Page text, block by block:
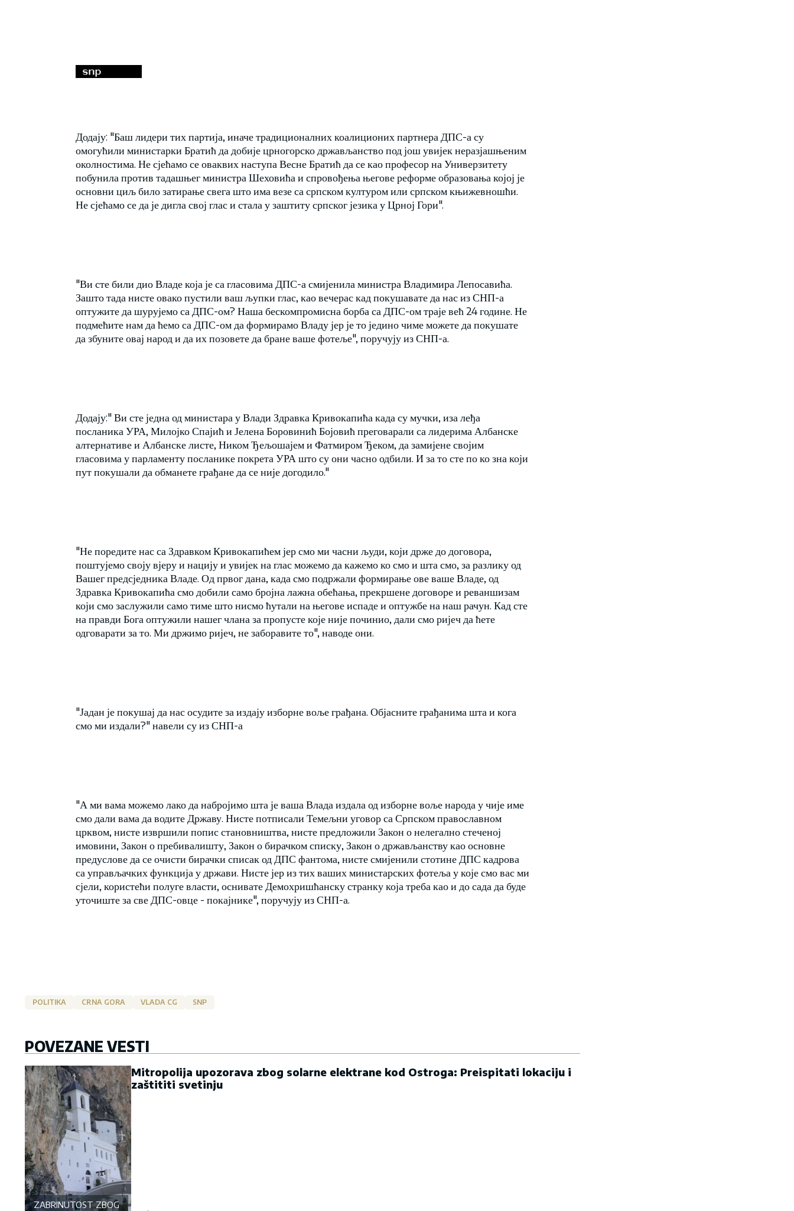
Додају: "Баш лидери тих партија, иначе традиционалних коалиционих партнера ДПС-а су
омогућили министарки Братић да добије црногорско држављанство под још увијек неразјашњеним
околностима. Не сјећамо се оваквих наступа Весне Братић да се као професор на Универзитету
побунила против тадашњег министра Шеховића и спровођења његове реформе образовања којој је
основни циљ било затирање свега што има везе са српском културом или српском књижевношћи.
Не сјећамо се да је дигла свој глас и стала у заштиту српског језика у Црној Гори".
"Ви сте били дио Владе која је са гласовима ДПС-а смијенила министра Владимира Лепосавића.
Зашто тада нисте овако пустили ваш љупки глас, као вечерас кад покушавате да нас из СНП-а
оптужите да шурујемо са ДПС-ом? Наша бескомпромисна борба са ДПС-ом траје већ 24 године. Не
подмећите нам да ћемо са ДПС-ом да формирамо Владу јер је то једино чиме можете да покушате
да збуните овај народ и да их позовете да бране ваше фотеље", поручују из СНП-а.
Додају:" Ви сте једна од министара у Влади Здравка Кривокапића када су мучки, иза леђа
посланика УРА, Милојко Спајић и Јелена Боровинић Бојовић преговарали са лидерима Албанске
алтернативе и Албанске листе, Ником Ђељошајем и Фатмиром Ђеком, да замијене својим
гласовима у парламенту посланике покрета УРА што су они часно одбили. И за то сте по ко зна који
пут покушали да обманете грађане да се није догодило."
"Не поредите нас са Здравком Кривокапићем јер смо ми часни људи, који држе до договора,
поштујемо своју вјеру и нацију и увијек на глас можемо да кажемо ко смо и шта смо, за разлику од
Вашег предсједника Владе. Од првог дана, када смо подржали формирање ове ваше Владе, од
Здравка Кривокапића смо добили само бројна лажна обећања, прекршене договоре и реваншизам
који смо заслужили само тиме што нисмо ћутали на његове испаде и оптужбе на наш рачун. Кад сте
на правди Бога оптужили нашег члана за пропусте које није починио, дали смо ријеч да ћете
одговарати за то. Ми држимо ријеч, не заборавите то", наводе они.
"Јадан је покушај да нас осудите за издају изборне воље грађана. Објасните грађанима шта и кога
смо ми издали?" навели су из СНП-а
"А ми вама можемо лако да набројимо шта је ваша Влада издала од изборне воље народа у чије име
смо дали вама да водите Државу. Нисте потписали Темељни уговор са Српском православном
црквом, нисте извршили попис становништва, нисте предложили Закон о нелегално стеченој
имовини, Закон о пребивалишту, Закон о бирачком списку, Закон о држављанству као основне
предуслове да се очисти бирачки списак од ДПС фантома, нисте смијенили стотине ДПС кадрова
са управљачких функција у држави. Нисте јер из тих ваших министарских фотеља у које смо вас ми
сјели, користећи полуге власти, оснивате Демохришћанску странку која треба као и до сада да буде
уточиште за све ДПС-овце - покајнике", поручују из СНП-а.
POLITIKA CRNA GORA VLADA CG SNP
POVEZANE VESTI
ZABRINUTOST ZBOG OSTROGA
Mitropolija upozorava zbog solarne elektrane kod Ostroga: Preispitati lokaciju i
zaštititi svetinju